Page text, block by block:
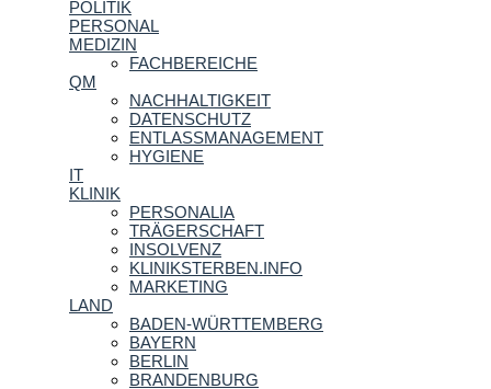
POLITIK
PERSONAL
MEDIZIN
FACHBEREICHE
QM
NACHHALTIGKEIT
DATENSCHUTZ
ENTLASSMANAGEMENT
HYGIENE
IT
KLINIK
PERSONALIA
TRÄGERSCHAFT
INSOLVENZ
KLINIKSTERBEN.INFO
MARKETING
LAND
BADEN-WÜRTTEMBERG
BAYERN
BERLIN
BRANDENBURG